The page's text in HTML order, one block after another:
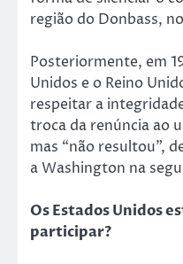
região do Donbass,
Posteriormente, em
Unidos e o Reino
respeitar a
troca da renúncia ao
mas “não resultou”,
a Washington na
Os Estados Unidos
participar?